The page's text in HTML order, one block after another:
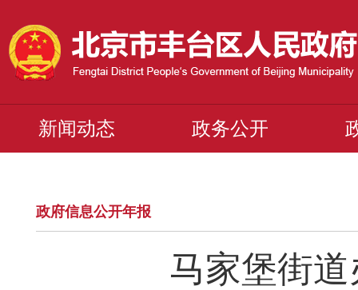
新闻动态 政务公开
政府信息公开年报
马家堡街